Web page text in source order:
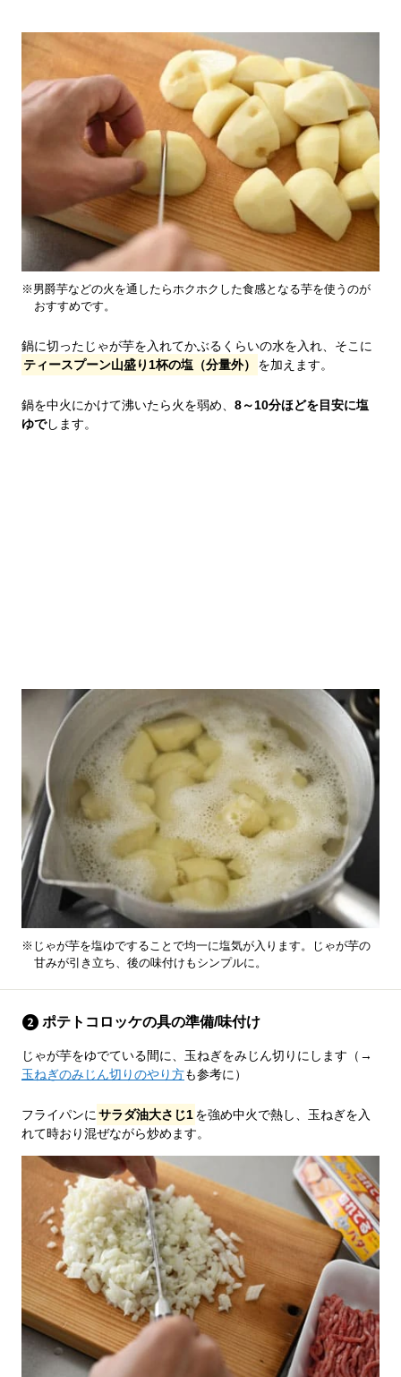
※男爵芋などの火を通したらホクホクした食感となる芋を使うのが
おすすめです。
鍋に切ったじゃが芋を入れてかぶるくらいの水を入れ、そこに
ティースプーン山盛り1杯の塩（分量外）
を加えます。
鍋を中火にかけて沸いたら火を弱め、 8～10分ほどを目安に塩
ゆでします。
※じゃが芋を塩ゆですることで均一に塩気が入ります。じゃが芋の
甘みが引き立ち、後の味付けもシンプルに。
ポテトコロッケの具の準備/味付け
じゃが芋をゆでている間に、玉ねぎをみじん切りにします（→
玉ねぎのみじん切りのやり方も参考に）
フライパンに サラダ油大さじ1を強め中火で熱し、玉ねぎを入
れて時おり混ぜながら炒めます。